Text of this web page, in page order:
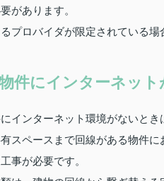
があります。
プロバイダが限定されている場
件にインターネッ
インターネット環境がないとき
スペースまで回線がある物件
事が必要です。